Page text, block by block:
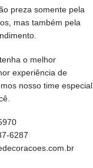
preza somente pela
mas também pela
o melhor
experiência de
nosso time especial
6287